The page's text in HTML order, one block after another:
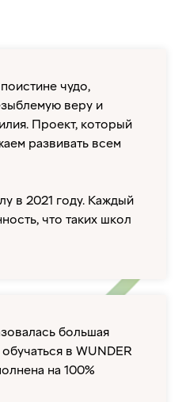
чудо,
веру и
Проект, который
развивать всем
в 2021 году. Каждый
что таких школ
большая
в WUNDER
на 100%